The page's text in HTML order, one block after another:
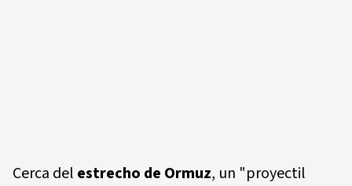
Cerca del estrecho de Ormuz, un "proyectil